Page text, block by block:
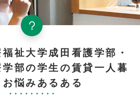
祉大学成田看護学部・
部の学生の賃貸一人暮
お悩みあるある